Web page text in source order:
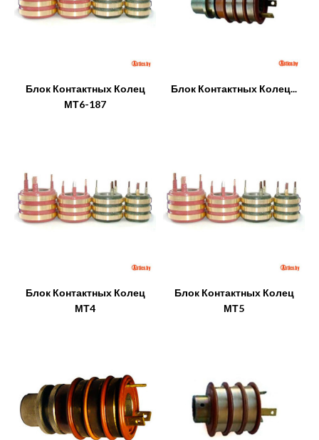
Блок Контактных Колец
МТ6-187
Блок Контактных Колец...
Блок Контактных Колец
МТ4
Блок Контактных Колец
МТ5